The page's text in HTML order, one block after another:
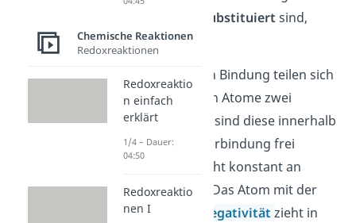
substituiert sind,
auftreten.
In einer derartigen Bindung teilen sich
die zwei beteiligten Atome zwei
Elektronen
. Dabei sind diese innerhalb
der Elektronenpaarbindung frei
und nicht konstant an
einem festen Ort. Das Atom mit der
höheren
Elektronegativitätzieht in
Chemische Reaktionen
Redoxreaktionen
Redoxreaktio
n einfach
erklärt
1/4 – Dauer:
04:50
Redoxreaktio
nen I